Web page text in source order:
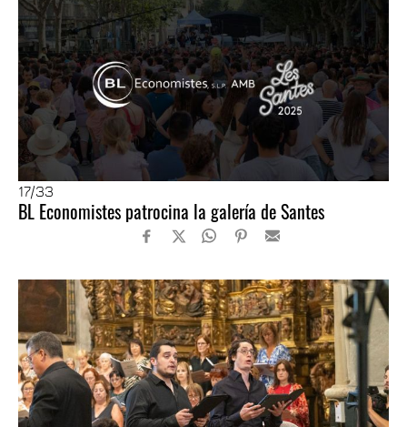
17/33
BL Economistes patrocina la galería de Santes